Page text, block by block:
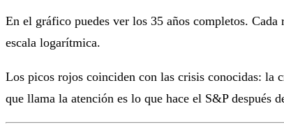
En el gráfico puedes ver los 35 años completos.
escala logarítmica.
Los picos rojos coinciden con las crisis conocidas: la
que llama la atención es lo que hace el S&P después